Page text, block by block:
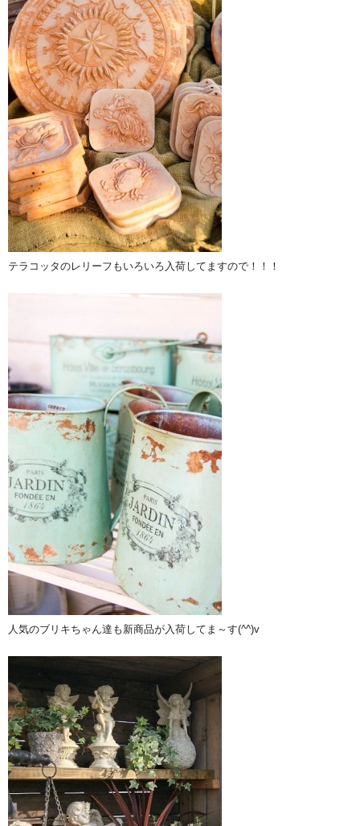
テラコッタのレリーフもいろいろ入荷してますので！！！
人気のブリキちゃん達も新商品が入荷してま～す(^^)v